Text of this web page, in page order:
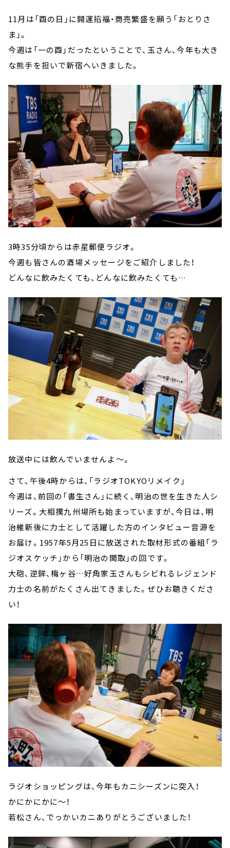
11月は「酉の日」に開運招福・商売繁盛を願う「おとりさ
ま」。
今週は「一の酉」だったということで、玉さん、今年も大き
な熊手を担いで新宿へいきました。
3時35分頃からは赤星郵便ラジオ。
今週も皆さんの酒場メッセージをご紹介しました！
どんなに飲みたくても、どんなに飲みたくても…
放送中には飲んでいませんよ～。
さて、午後4時からは、「ラジオTOKYOリメイク」
今週は、前回の「書生さん」に続く、明治の世を生きた人シ
リーズ。大相撲九州場所も始まっていますが、今日は、明
治維新後に力士として活躍した方のインタビュー音源を
お届け。1957年5月25日に放送された取材形式の番組「ラ
ジオスケッチ」から「明治の関取」の回です。
大砲、逆鉾、梅ヶ谷…好角家玉さんもシビれるレジェンド
力士の名前がたくさん出てきました。ぜひお聴きくださ
い！
ラジオショッピングは、今年もカニシーズンに突入！
かにかにかに～！
若松さん、でっかいカニありがとうございました！